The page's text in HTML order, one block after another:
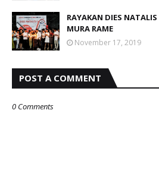
RAYAKAN DIES
MURA RAME
November 17, 2019
POST A COMMENT
0 Comments